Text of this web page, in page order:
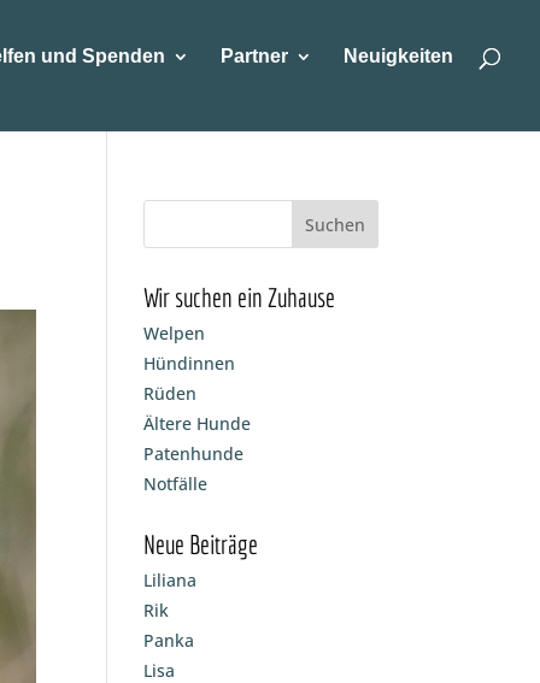
und Spenden Partner Neuigkeiten
Wir suchen ein Zuhause
Welpen
Hündinnen
Rüden
Ältere Hunde
Patenhunde
Notfälle
Neue Beiträge
Liliana
Rik
Panka
Lisa